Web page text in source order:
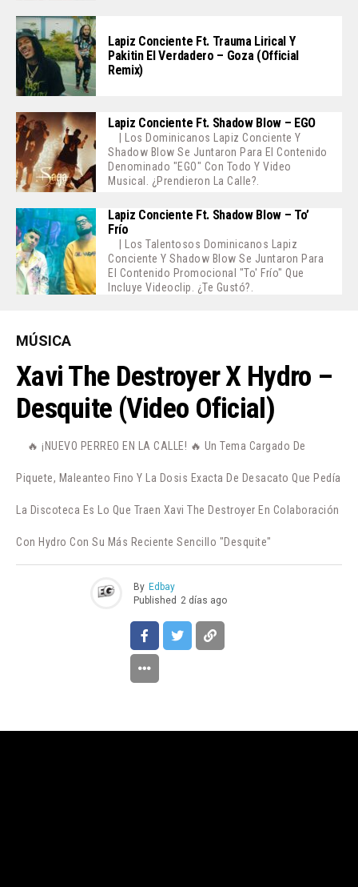
Lapiz Conciente Ft. Trauma Lirical Y
Pakitin El Verdadero – Goza (Official
Remix)
Lapiz Conciente Ft. Shadow Blow – EGO
| Los Dominicanos Lapiz Conciente Y
Shadow Blow Se Juntaron Para El Contenido
Denominado "EGO" Con Todo Y Video
Musical. ¿Prendieron La Calle?.
Lapiz Conciente Ft. Shadow Blow – To’
Frío
| Los Talentosos Dominicanos Lapiz
Conciente Y Shadow Blow Se Juntaron Para
El Contenido Promocional "To' Frío" Que
Incluye Videoclip. ¿Te Gustó?.
MÚSICA
Xavi The Destroyer X Hydro –
Desquite (Video Oficial)
🔥 ¡NUEVO PERREO EN LA CALLE! 🔥 Un Tema Cargado De
Piquete, Maleanteo Fino Y La Dosis Exacta De Desacato Que Pedía
La Discoteca Es Lo Que Traen Xavi The Destroyer En Colaboración
Con Hydro Con Su Más Reciente Sencillo "Desquite"
By Edbay
Published 2 días ago